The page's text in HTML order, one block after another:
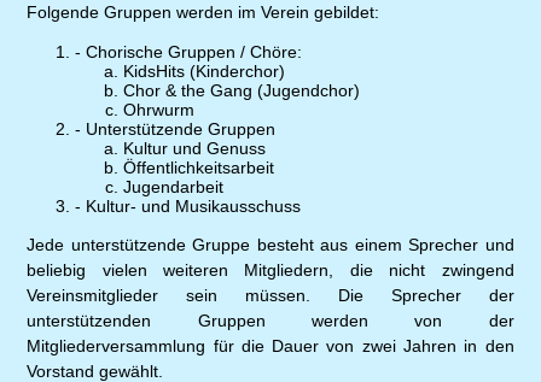
Folgende Gruppen werden im Verein gebildet:
- Chorische Gruppen / Chöre:
KidsHits (Kinderchor)
Chor & the Gang (Jugendchor)
Ohrwurm
- Unterstützende Gruppen
Kultur und Genuss
Öffentlichkeitsarbeit
Jugendarbeit
- Kultur- und Musikausschuss
Jede unterstützende Gruppe besteht aus einem Sprecher und
beliebig vielen weiteren Mitgliedern, die nicht zwingend
Vereinsmitglieder sein müssen. Die Sprecher der
unterstützenden Gruppen werden von der
Mitgliederversammlung für die Dauer von zwei Jahren in den
Vorstand gewählt.